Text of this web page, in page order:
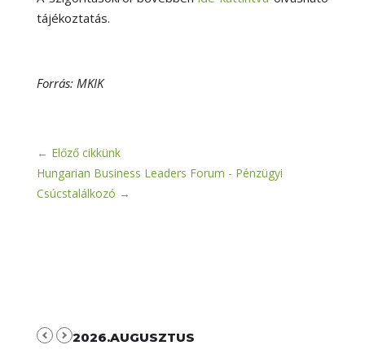
tájékoztatás.
Forrás: MKIK
← Előző cikkünk
Hungarian Business Leaders Forum - Pénzügyi
Csúcstalálkozó →
2026.AUGUSZTUS